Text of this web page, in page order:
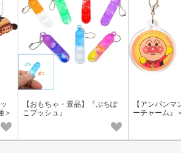
＞
【おもちゃ・景品】『ぷちぽ
こプッシュ』
【アンパン
ーチャーム』